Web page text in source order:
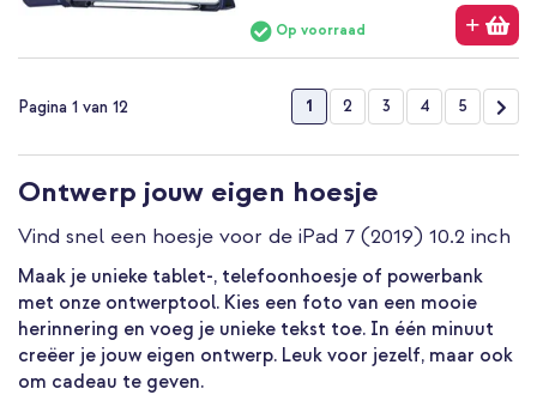
Op voorraad
Pagina 1 van 12 Pagina
U lees momenteel pagina
1 Pagina
2 Pagina
3 Pagina
4 Pagina
5
Ontwerp jouw eigen hoesje
Vind snel een hoesje voor de iPad 7 (2019) 10.2 inch
Maak je unieke tablet-, telefoonhoesje of powerbank
met onze ontwerptool. Kies een foto van een mooie
herinnering en voeg je unieke tekst toe. In één minuut
creëer je jouw eigen ontwerp. Leuk voor jezelf, maar ook
om cadeau te geven.